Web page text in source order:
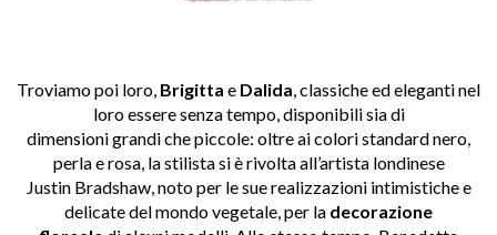
Troviamo poi loro, Brigitta e Dalida , classiche ed eleganti nel
loro essere senza tempo, disponibili sia di
dimensioni grandi che piccole: oltre ai colori standard nero,
perla e rosa, la stilista si è rivolta all’artista londinese
Justin Bradshaw, noto per le sue realizzazioni intimistiche e
delicate del mondo vegetale, per la decorazione